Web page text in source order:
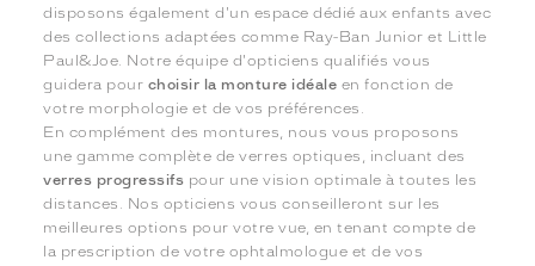
disposons également d'un espace dédié aux enfants avec
des collections adaptées comme Ray-Ban Junior et Little
Paul&Joe. Notre équipe d'opticiens qualifiés vous
guidera pour choisir la monture idéale en fonction de
votre morphologie et de vos préférences.
En complément des montures, nous vous proposons
une gamme complète de verres optiques, incluant des
verres progressifs pour une vision optimale à toutes les
distances. Nos opticiens vous conseilleront sur les
meilleures options pour votre vue, en tenant compte de
la prescription de votre ophtalmologue et de vos